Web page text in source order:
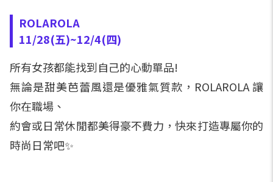
ROLAROLA
11/28(五)~12/4(四)
所有女孩都能找到自己的心動單品!
無論是甜美芭蕾風還是優雅氣質款，ROLAROLA 讓
你在職場、
約會或日常休閒都美得豪不費力，快來打造專屬你的
時尚日常吧✨